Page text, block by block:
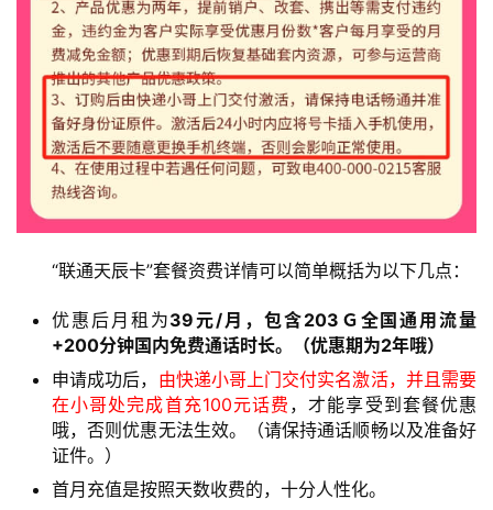
信
卡
在
登录 注册
“联通天辰卡”套餐资费详情可以简单概括为以下几点：
优惠后月租为39元/月，包含203Ｇ全国通用流量
+200分钟国内免费通话时长。（优惠期为2年哦）
申请成功后， 由快递小哥上门交付实名激活，并且需要
在小哥处完成首充100元话费 ，才能享受到套餐优惠
哦，否则优惠无法生效。（请保持通话顺畅以及准备好
证件。）
首月充值是按照天数收费的，十分人性化。